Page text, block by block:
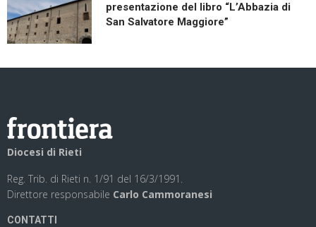
presentazione del libro “L’Abbazia di
San Salvatore Maggiore”
Diocesi di Rieti
Reg. Trib. di Rieti n. 1/91 del 16/3/1991.
Direttore responsabile Carlo Cammoranesi
CONTATTI